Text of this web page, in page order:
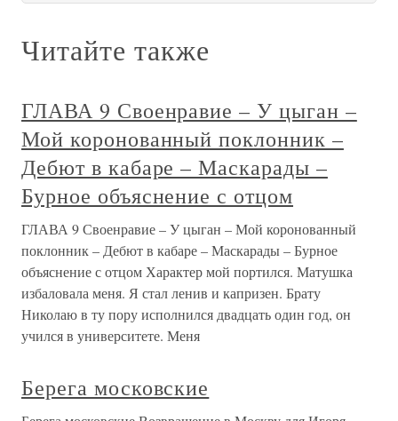
Читайте также
ГЛАВА 9 Своенравие – У цыган –
Мой коронованный поклонник –
Дебют в кабаре – Маскарады –
Бурное объяснение с отцом
ГЛАВА 9 Своенравие – У цыган – Мой коронованный
поклонник – Дебют в кабаре – Маскарады – Бурное
объяснение с отцом Характер мой портился. Матушка
избаловала меня. Я стал ленив и капризен. Брату
Николаю в ту пору исполнился двадцать один год, он
учился в университете. Меня
Берега московские